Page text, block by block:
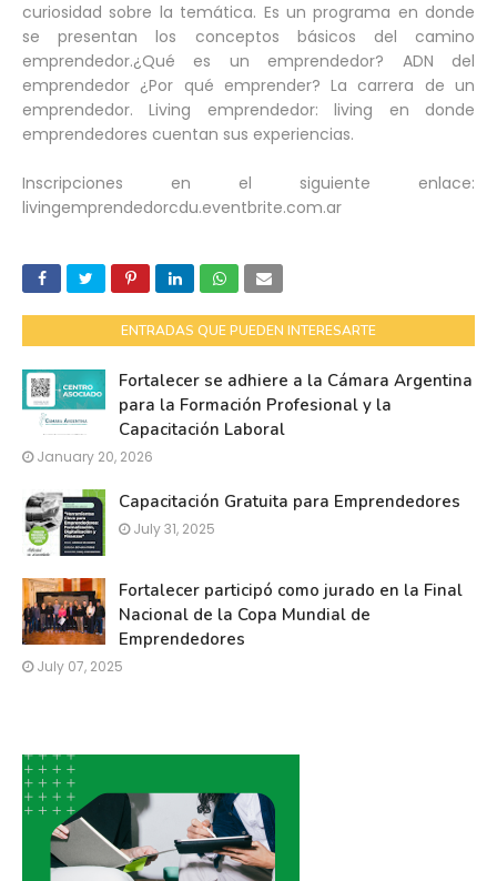
curiosidad sobre la temática. Es un programa en donde
se presentan los conceptos básicos del camino
emprendedor.¿Qué es un emprendedor? ADN del
emprendedor ¿Por qué emprender? La carrera de un
emprendedor. Living emprendedor: living en donde
emprendedores cuentan sus experiencias.
Inscripciones en el siguiente enlace:
livingemprendedorcdu.eventbrite.com.ar
ENTRADAS QUE PUEDEN INTERESARTE
Fortalecer se adhiere a la Cámara Argentina
para la Formación Profesional y la
Capacitación Laboral
January 20, 2026
Capacitación Gratuita para Emprendedores
July 31, 2025
Fortalecer participó como jurado en la Final
Nacional de la Copa Mundial de
Emprendedores
July 07, 2025